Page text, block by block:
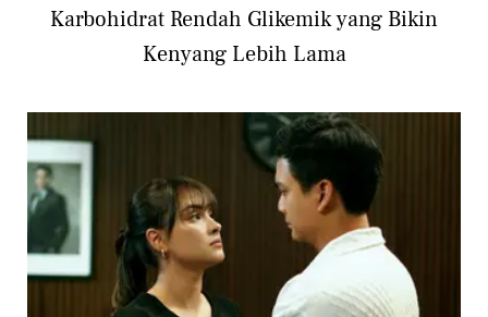
Karbohidrat Rendah Glikemik yang Bikin
Kenyang Lebih Lama